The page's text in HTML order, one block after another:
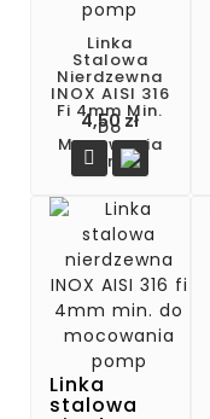
Linka
Stalowa
Nierdzewna
INOX AISI 316
Fi 4mm Min.
Do
Mocowania
Pomp
4,50 złCena

Linka
stalowa